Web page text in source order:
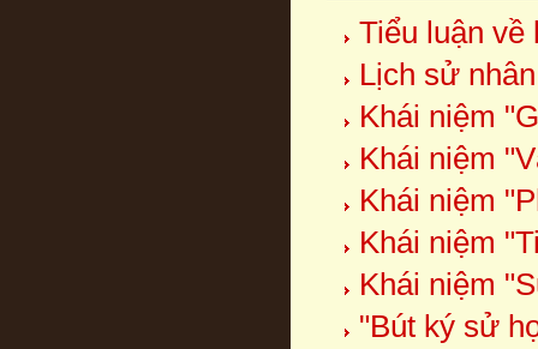
Tiểu luận về
Lịch sử
Khái niệm
Khái niệm
Khái niệm
Khái niệm
Khái niệm
"Bút ký sử